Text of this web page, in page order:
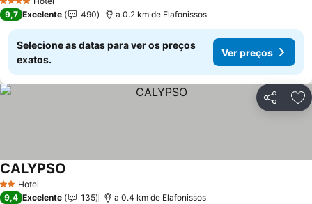
4 Estrelas
9,7 Excelente 490 a 0.2 km de Elafonissos
Selecione as datas para ver os preços
exatos.
Ver preços
Partilhar
2 Estrelas
Hotel
CALYPSO
9,4 Excelente 135 a 0.4 km de Elafonissos